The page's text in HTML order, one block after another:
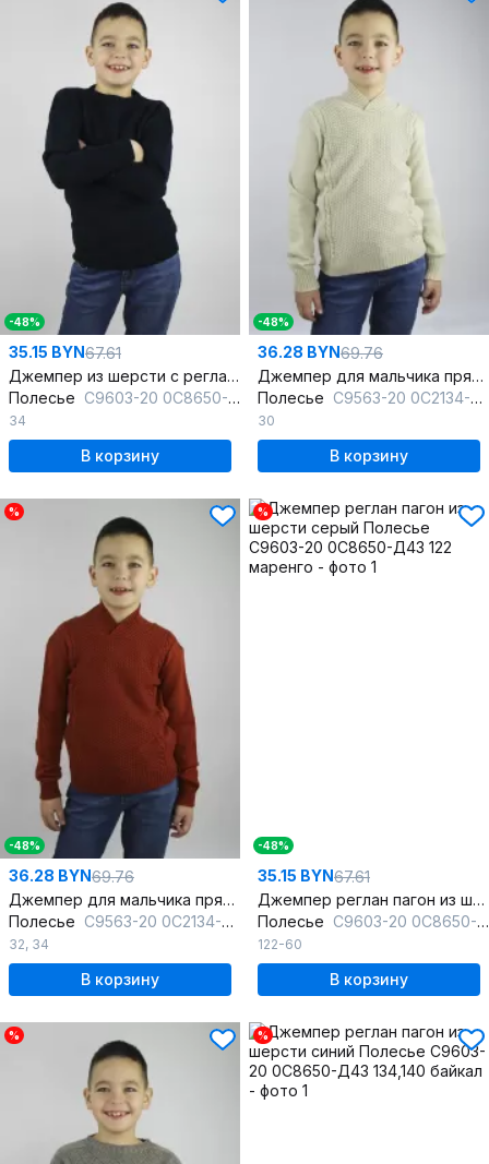
-48%
35.15 BYN67.61
Джемпер из шерсти с регланом и длинным рукавом
Полесье С9603-20 0С8650-Д43 134,140 т.синий
34
В корзину
-48%
36.28 BYN69.76
Джемпер для мальчика прямой из шерсти бежевый
Полесье С9563-20 0С2134-Д43 122,128 речной_песок
30
В корзину
%
-48%
36.28 BYN69.76
Джемпер для мальчика прямой из шерсти красный
Полесье С9563-20 0С2134-Д43 134,140 авантюрин
32, 34
В корзину
%
-48%
35.15 BYN67.61
Джемпер реглан пагон из шерсти серый
Полесье С9603-20 0С8650-Д43 122 маренго
122-60
В корзину
% %